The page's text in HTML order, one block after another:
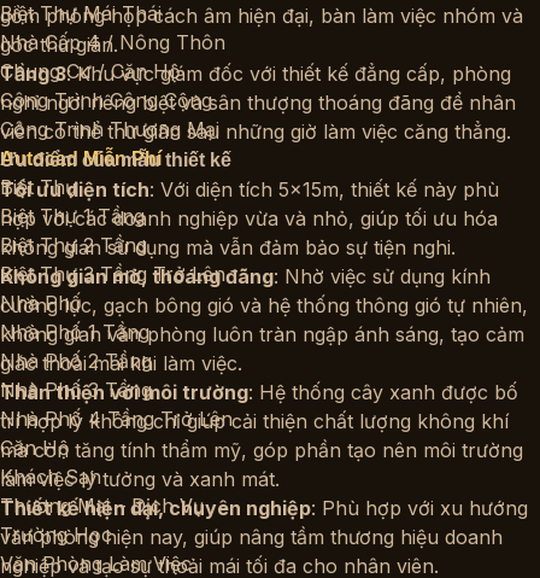
Biệt Thự Mái Thái
Nhà Cấp 4 / Nông Thôn
Chung Cư / Căn Hộ
Công Trình Công Cộng
Công Trình Thương Mại
Autocad Miễn Phí
Biệt Thự
Biệt Thự 1 Tầng
Biệt Thự 2 Tầng
Biệt Thự 3 Tầng Trở Lên
Nhà Phố
Nhà Phố 1 Tầng
Nhà Phố 2 Tầng
Nhà Phố 3 Tầng
Nhà Phố 4 Tầng Trở Lên
Căn Hộ
Khách Sạn
Thương Mại – Dịch Vụ
Trường Học
Văn Phòng Làm Việc
gồm phòng họp cách âm hiện đại, bàn làm việc nhóm và
góc thư giãn.
Tầng 3: Khu vực giám đốc với thiết kế đẳng cấp, phòng
nghỉ ngơi riêng biệt và sân thượng thoáng đãng để nhân
viên có thể thư giãn sau những giờ làm việc căng thẳng.
Ưu điểm của mẫu thiết kế
Tối ưu diện tích: Với diện tích 5x15m, thiết kế này phù
hợp với các doanh nghiệp vừa và nhỏ, giúp tối ưu hóa
không gian sử dụng mà vẫn đảm bảo sự tiện nghi.
Không gian mở, thoáng đãng: Nhờ việc sử dụng kính
cường lực, gạch bông gió và hệ thống thông gió tự nhiên,
không gian văn phòng luôn tràn ngập ánh sáng, tạo cảm
giác thoải mái khi làm việc.
Thân thiện với môi trường: Hệ thống cây xanh được bố
trí hợp lý không chỉ giúp cải thiện chất lượng không khí
mà còn tăng tính thẩm mỹ, góp phần tạo nên môi trường
làm việc lý tưởng và xanh mát.
Thiết kế hiện đại, chuyên nghiệp: Phù hợp với xu hướng
văn phòng hiện nay, giúp nâng tầm thương hiệu doanh
nghiệp và tạo sự thoải mái tối đa cho nhân viên.